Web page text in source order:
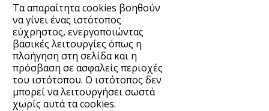
Τα απαραίτητα cookies βοηθούν
να γίνει ένας ιστότοπος
εύχρηστος, ενεργοποιώντας
βασικές λειτουργίες όπως η
πλοήγηση στη σελίδα και η
πρόσβαση σε ασφαλείς περιοχές
του ιστότοπου. Ο ιστότοπος δεν
μπορεί να λειτουργήσει σωστά
χωρίς αυτά τα cookies.